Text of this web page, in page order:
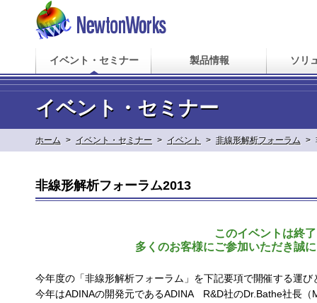
イベント・セミナー 製品情報 ソリ
イベント・セミナー
ホーム > イベント・セミナー > イベント > 非線形解析フォーラム >
非線形解析フォーラム2013
このイベントは終
多くのお客様にご参加いただき誠
今年度の「非線形解析フォーラム」を下記要項で開催する運
今年はADINAの開発元であるADINA R&D社のDr.Bathe社長